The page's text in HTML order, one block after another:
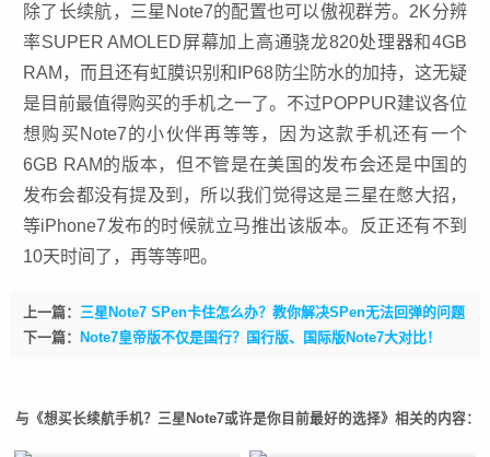
除了长续航，三星Note7的配置也可以傲视群芳。2K分辨
率SUPER AMOLED屏幕加上高通骁龙820处理器和4GB
RAM，而且还有虹膜识别和IP68防尘防水的加持，这无疑
是目前最值得购买的手机之一了。不过POPPUR建议各位
想购买Note7的小伙伴再等等，因为这款手机还有一个
6GB RAM的版本，但不管是在美国的发布会还是中国的
发布会都没有提及到，所以我们觉得这是三星在憋大招，
等iPhone7发布的时候就立马推出该版本。反正还有不到
10天时间了，再等等吧。
上一篇： 三星Note7 SPen卡住怎么办？教你解决SPen无法回弹的问题
下一篇：
Note7皇帝版不仅是国行？国行版、国际版Note7大对比！
与《想买长续航手机？三星Note7或许是你目前最好的选择》相关的内容：